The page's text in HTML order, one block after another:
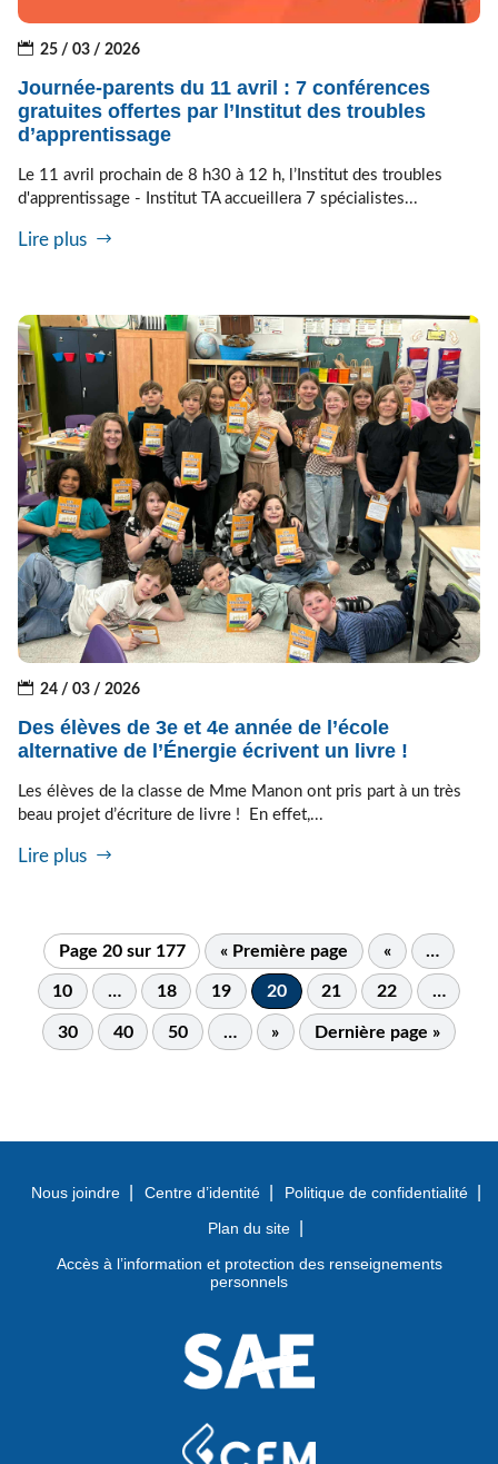
25 / 03 / 2026
Journée-parents du 11 avril : 7 conférences
gratuites offertes par l’Institut des troubles
d’apprentissage
Le 11 avril prochain de 8 h30 à 12 h, l’Institut des troubles
d'apprentissage - Institut TA accueillera 7 spécialistes...
Lire plus
24 / 03 / 2026
Des élèves de 3e et 4e année de l’école
alternative de l’Énergie écrivent un livre !
Les élèves de la classe de Mme Manon ont pris part à un très
beau projet d’écriture de livre ! En effet,...
Lire plus
Page 20 sur 177 « Première page « …
10 … 18 19 20 21 22 …
30 40 50 … » Dernière page »
Nous joindre Centre d’identité
Politique de confidentialité
Plan du site
Accès à l’information et protection des renseignements
personnels